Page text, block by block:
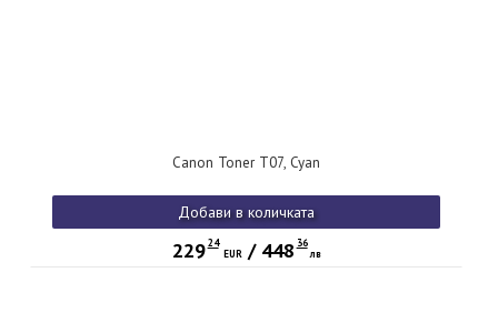
Canon Toner T07, Cyan
Добави в количката
229 24
EUR/ 448 36
лв